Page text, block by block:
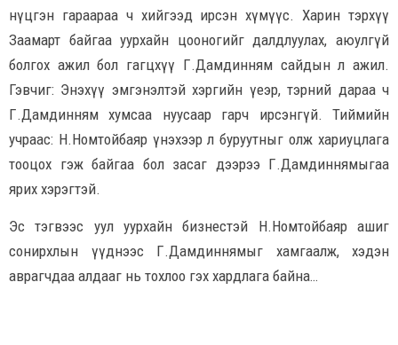
нүцгэн гараараа ч хийгээд ирсэн хүмүүс. Харин тэрхүү
Заамарт байгаа уурхайн цооногийг далдлуулах, аюулгүй
болгох ажил бол гагцхүү Г.Дамдинням сайдын л ажил.
Гэвчиг: Энэхүү эмгэнэлтэй хэргийн үеэр, тэрний дараа ч
Г.Дамдинням хумсаа нуусаар гарч ирсэнгүй. Тиймийн
учраас: Н.Номтойбаяр үнэхээр л буруутныг олж хариуцлага
тооцох гэж байгаа бол засаг дээрээ Г.Дамдиннямыгаа
ярих хэрэгтэй.
Эс тэгвээс уул уурхайн бизнестэй Н.Номтойбаяр ашиг
сонирхлын үүднээс Г.Дамдиннямыг хамгаалж, хэдэн
аврагчдаа алдааг нь тохлоо гэх хардлага байна…